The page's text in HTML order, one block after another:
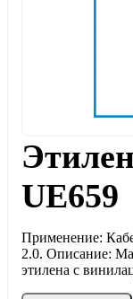
UE659
Применение:
2.0. Описание:
этилена с